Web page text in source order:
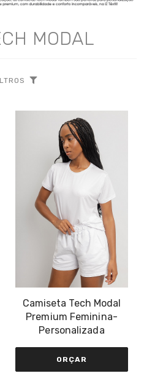
MODAL
Camiseta Tech Modal
Premium Feminina-
Personalizada
ORÇAR